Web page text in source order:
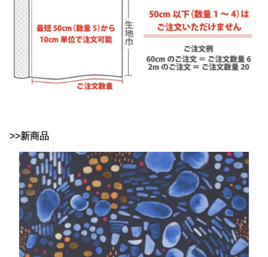
>>新商品